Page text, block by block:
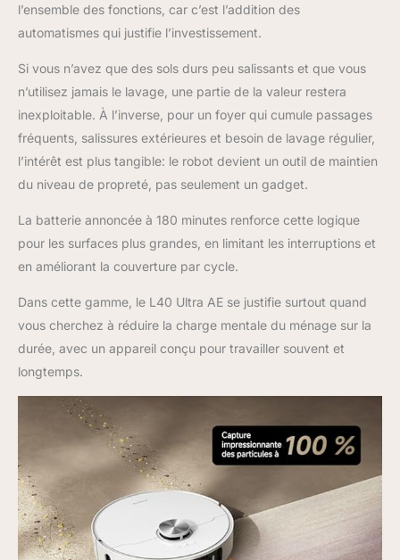
l’ensemble des fonctions, car c’est l’addition des
automatismes qui justifie l’investissement.
Si vous n’avez que des sols durs peu salissants et que vous
n’utilisez jamais le lavage, une partie de la valeur restera
inexploitable. À l’inverse, pour un foyer qui cumule passages
fréquents, salissures extérieures et besoin de lavage régulier,
l’intérêt est plus tangible: le robot devient un outil de maintien
du niveau de propreté, pas seulement un gadget.
La batterie annoncée à 180 minutes renforce cette logique
pour les surfaces plus grandes, en limitant les interruptions et
en améliorant la couverture par cycle.
Dans cette gamme, le L40 Ultra AE se justifie surtout quand
vous cherchez à réduire la charge mentale du ménage sur la
durée, avec un appareil conçu pour travailler souvent et
longtemps.